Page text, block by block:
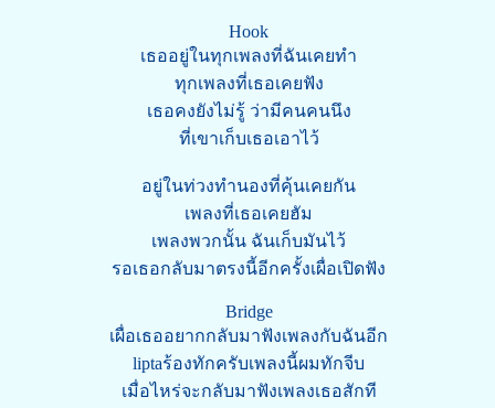
Hook
เธออยู่ในทุกเพลงที่ฉันเคยทำ
ทุกเพลงที่เธอเคยฟัง
เธอคงยังไม่รู้ ว่ามีคนคนนึง
ที่เขาเก็บเธอเอาไว้
อยู่ในท่วงทำนองที่คุ้นเคยกัน
เพลงที่เธอเคยฮัม
เพลงพวกนั้น ฉันเก็บมันไว้
รอเธอกลับมาตรงนี้อีกครั้งเผื่อเปิดฟัง
Bridge
เผื่อเธออยากกลับมาฟังเพลงกับฉันอีก
liptaร้องทักครับเพลงนี้ผมทักจีบ
เมื่อไหร่จะกลับมาฟังเพลงเธอสักที